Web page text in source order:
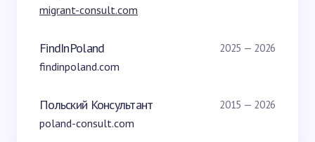
migrant-consult.com
FindInPoland 2025 — 2026
findinpoland.com
Польский Консультант 2015 — 2026
poland-consult.com